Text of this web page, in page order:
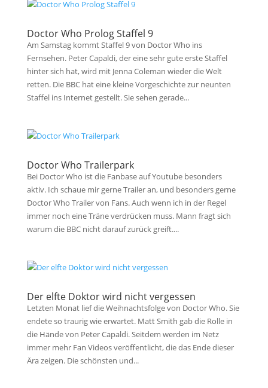
Doctor Who Prolog Staffel 9
Am Samstag kommt Staffel 9 von Doctor Who ins
Fernsehen. Peter Capaldi, der eine sehr gute erste Staffel
hinter sich hat, wird mit Jenna Coleman wieder die Welt
retten. Die BBC hat eine kleine Vorgeschichte zur neunten
Staffel ins Internet gestellt. Sie sehen gerade...
Doctor Who Trailerpark
Bei Doctor Who ist die Fanbase auf Youtube besonders
aktiv. Ich schaue mir gerne Trailer an, und besonders gerne
Doctor Who Trailer von Fans. Auch wenn ich in der Regel
immer noch eine Träne verdrücken muss. Mann fragt sich
warum die BBC nicht darauf zurück greift....
Der elfte Doktor wird nicht vergessen
Letzten Monat lief die Weihnachtsfolge von Doctor Who. Sie
endete so traurig wie erwartet. Matt Smith gab die Rolle in
die Hände von Peter Capaldi. Seitdem werden im Netz
immer mehr Fan Videos veröffentlicht, die das Ende dieser
Ära zeigen. Die schönsten und...